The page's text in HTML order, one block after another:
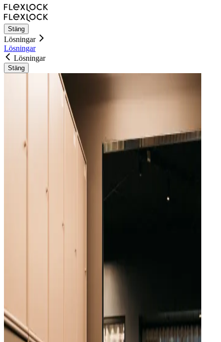
Stäng
Lösningar
Lösningar
Lösningar
Stäng